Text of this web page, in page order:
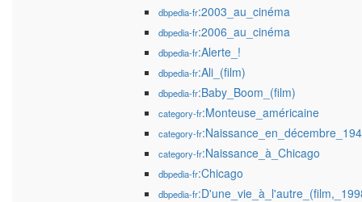
dbpedia-fr:2003_au_cinéma
dbpedia-fr:2006_au_cinéma
dbpedia-fr:Alerte_!
dbpedia-fr:Ali_(film)
dbpedia-fr:Baby_Boom_(film)
category-fr:Monteuse_américaine
category-fr
category-fr:Naissance_à_Chicago
dbpedia-fr:Chicago
dbpedia-fr